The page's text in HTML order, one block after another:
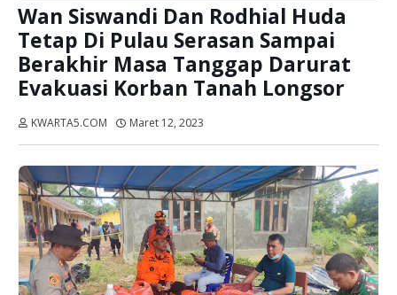
Wan Siswandi Dan Rodhial Huda
Tetap Di Pulau Serasan Sampai
Berakhir Masa Tanggap Darurat
Evakuasi Korban Tanah Longsor
KWARTA5.COM Maret 12, 2023